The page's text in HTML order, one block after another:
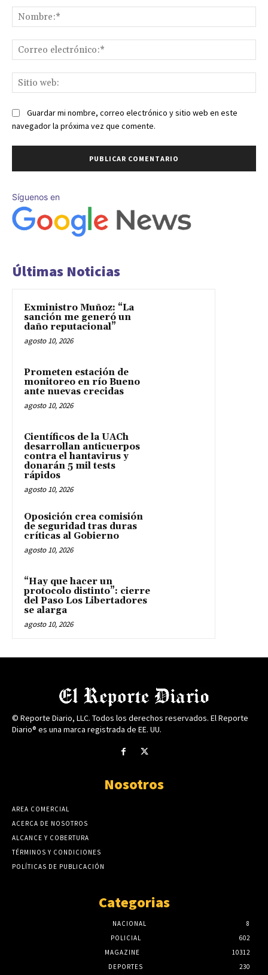
Guardar mi nombre, correo electrónico y sitio web en este
navegador la próxima vez que comente.
Síguenos en
Últimas Noticias
Exministro Muñoz: “La
sanción me generó un
daño reputacional”
agosto 10, 2026
Prometen estación de
monitoreo en río Bueno
ante nuevas crecidas
agosto 10, 2026
Científicos de la UACh
desarrollan anticuerpos
contra el hantavirus y
donarán 5 mil tests
rápidos
agosto 10, 2026
Oposición crea comisión
de seguridad tras duras
críticas al Gobierno
agosto 10, 2026
“Hay que hacer un
protocolo distinto”: cierre
del Paso Los Libertadores
se alarga
agosto 10, 2026
© Reporte Diario, LLC. Todos los derechos reservados. El Reporte
Diario® es una marca registrada de EE. UU.
Nosotros
AREA COMERCIAL
ACERCA DE NOSOTROS
ALCANCE Y COBERTURA
TÉRMINOS Y CONDICIONES
POLÍTICAS DE PUBLICACIÓN
Categorias
NACIONAL
8
POLICIAL
602
MAGAZINE
10312
DEPORTES
230